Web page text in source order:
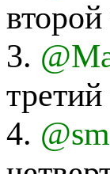
второй
3.
третий
4.